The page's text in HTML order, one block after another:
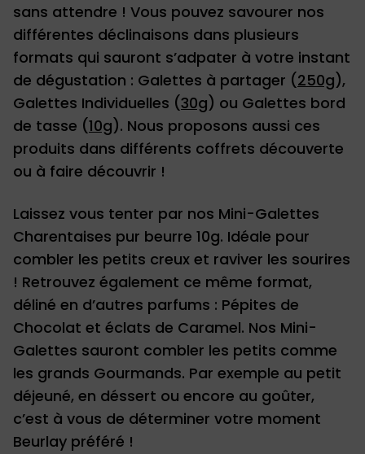
sans attendre ! Vous pouvez savourer nos
différentes déclinaisons dans plusieurs
formats qui sauront s’adpater à votre instant
de dégustation : Galettes à partager (250g),
Galettes Individuelles (30g) ou Galettes bord
de tasse (10g). Nous proposons aussi ces
produits dans différents coffrets découverte
ou à faire découvrir !
Laissez vous tenter par nos Mini-Galettes
Charentaises pur beurre 10g. Idéale pour
combler les petits creux et raviver les sourires
! Retrouvez également ce même format,
déliné en d’autres parfums : Pépites de
Chocolat et éclats de Caramel. Nos Mini-
Galettes sauront combler les petits comme
les grands Gourmands. Par exemple au petit
déjeuné, en déssert ou encore au goûter,
c’est à vous de déterminer votre moment
Beurlay préféré !